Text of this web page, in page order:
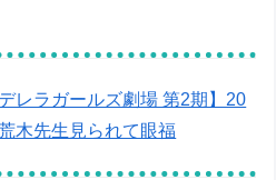
レラガールズ劇場 第2期】20
木先生見られて眼福